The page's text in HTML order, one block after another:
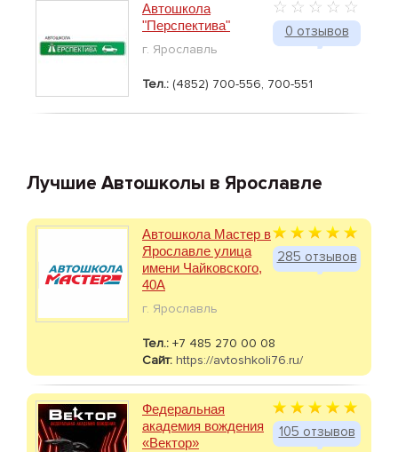
0 отзывов
Автошкола
"Перспектива"
г. Ярославль
Тел.: (4852) 700-556, 700-551
Лучшие Автошколы в Ярославле
285 отзывов
Автошкола Мастер в
Ярославле улица
имени Чайковского,
40А
г. Ярославль
Тел.: +7 485 270 00 08
Сайт: https://avtoshkoli76.ru/
105 отзывов
Федеральная
академия вождения
«Вектор»